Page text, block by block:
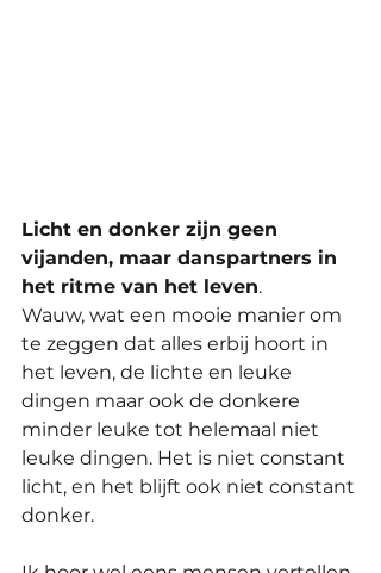
Licht en donker zijn geen
vijanden, maar danspartners in
het ritme van het leven.
Wauw, wat een mooie manier om
te zeggen dat alles erbij hoort in
het leven, de lichte en leuke
dingen maar ook de donkere
minder leuke tot helemaal niet
leuke dingen. Het is niet constant
licht, en het blijft ook niet constant
donker.